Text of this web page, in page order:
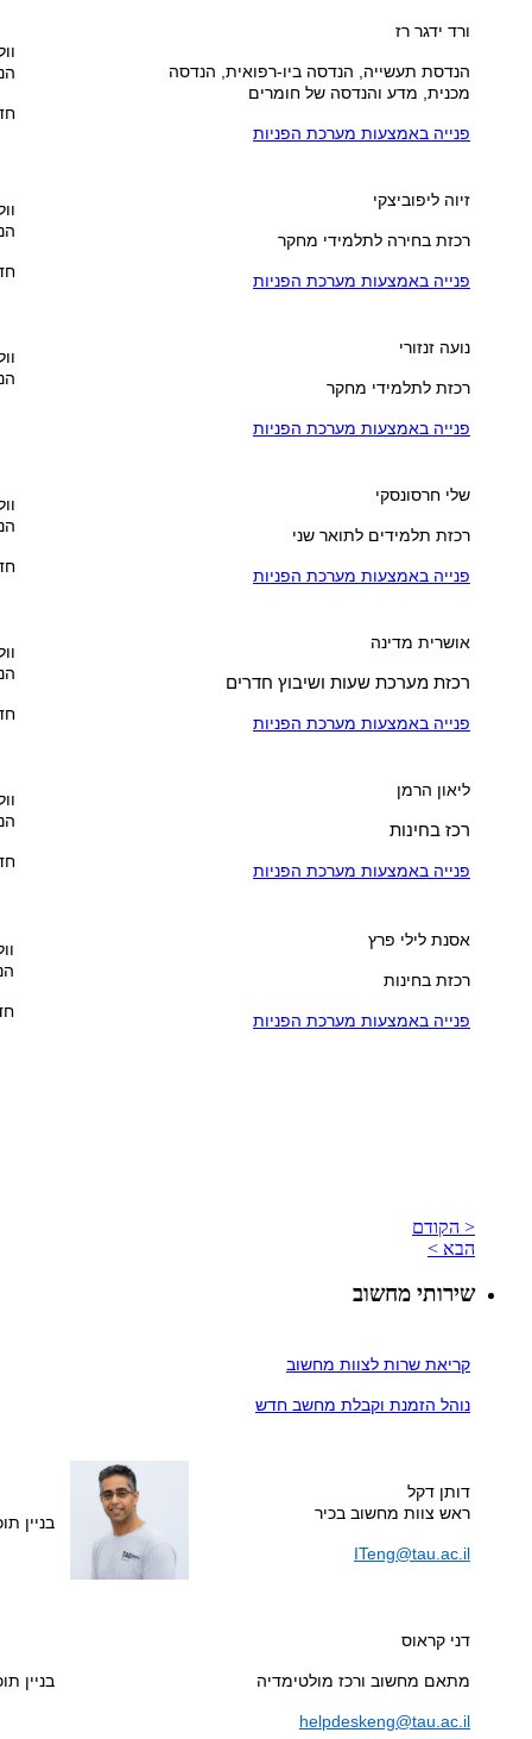
ורד ידגר רז
הנדסת תעשייה, הנדסה ביו-רפואית, הנדסה
מכנית, מדע והנדסה של חומרים
פנייה באמצעות מערכת הפניות
זיוה ליפוביצקי
רכזת בחירה לתלמידי מחקר
פנייה באמצעות מערכת הפניות
נועה זנזורי
רכזת לתלמידי מחקר
פנייה באמצעות מערכת הפניות
שלי חרסונסקי
רכזת תלמידים לתואר שני
פנייה באמצעות מערכת הפניות
אושרית מדינה
רכזת מערכת שעות ושיבוץ חדרים
פנייה באמצעות מערכת הפניות
ליאון הרמן
רכז בחינות
פנייה באמצעות מערכת הפניות
אסנת לילי פרץ
רכזת בחינות
פנייה באמצעות מערכת הפניות
< הקודם
הבא >
שירותי מחשוב
קריאת שרות לצוות מחשוב
נוהל הזמנת וקבלת מחשב חדש
דותן דקל
ראש צוות מחשוב בכיר
ITeng@tau.ac.il
בניין
דני קראוס
מתאם מחשוב ורכז מולטימדיה
helpdeskeng@tau.ac.il
בניין